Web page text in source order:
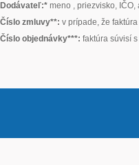
Dodávateľ:* meno , priezvisko,
Číslo zmluvy**: v prípade, že
Číslo objednávky***: faktúra súvisí